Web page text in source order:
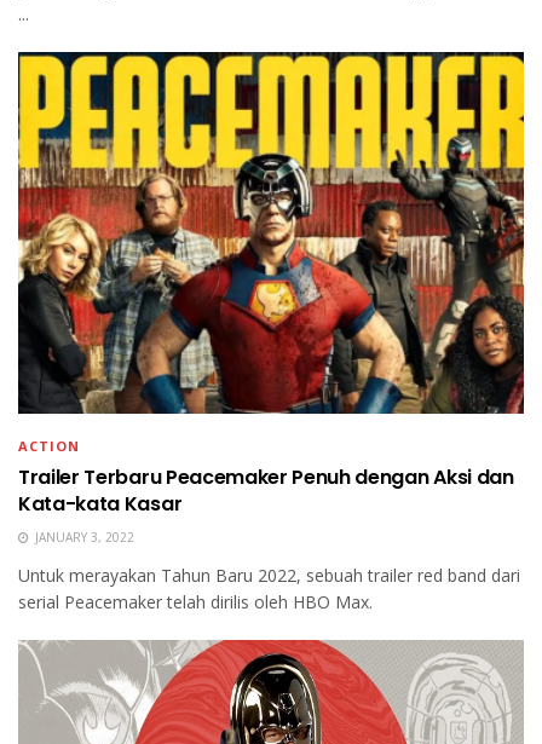
...
ACTION
Trailer Terbaru Peacemaker Penuh dengan Aksi dan
Kata-kata Kasar
JANUARY 3, 2022
Untuk merayakan Tahun Baru 2022, sebuah trailer red band dari
serial Peacemaker telah dirilis oleh HBO Max.